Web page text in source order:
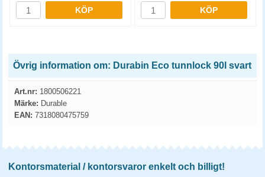
KÖP KÖP
Övrig information om: Durabin Eco tunnlock 90l svart
Art.nr: 1800506221
Märke: Durable
EAN: 7318080475759
Kontorsmaterial / kontorsvaror enkelt och billigt!